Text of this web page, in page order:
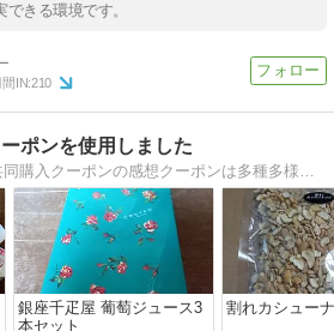
きる環境です。
間IN:210
ポンを使用しました
銀座千疋屋 葡萄ジュース3
本セット
割れカシュー